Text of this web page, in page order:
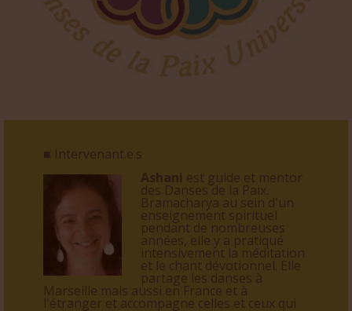
■ Intervenant.e.s
Ashani est guide et mentor
des Danses de la Paix.
Bramacharya au sein d'un
enseignement spirituel
pendant de nombreuses
années, elle y a pratiqué
intensivement la méditation
et le chant dévotionnel. Elle
partage les danses à
Marseille mais aussi en France et à
l'étranger et accompagne celles et ceux qui